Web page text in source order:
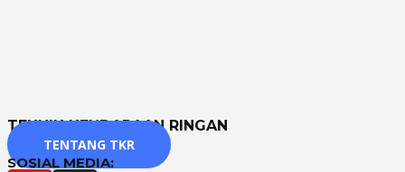
TEKNIK KENDARAAN RINGAN
TENTANG TKR
SOSIAL MEDIA: